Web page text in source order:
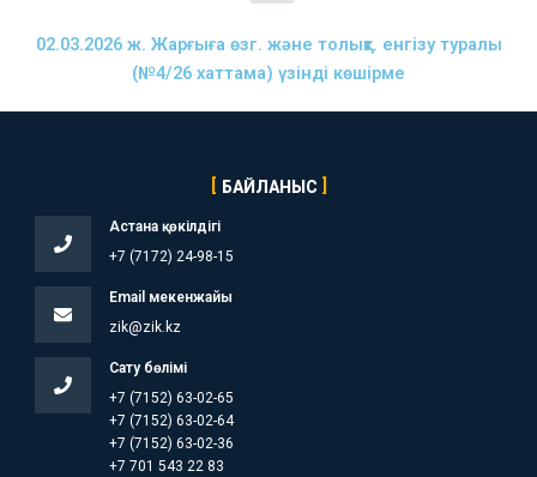
02.03.2026 ж. Жарғыға өзг. және толықт. енгізу туралы
(№4/26 хаттама) үзінді көшірме
БАЙЛАНЫС
Астана қ. өкілдігі
+7 (7172) 24-98-15
Email мекенжайы
zik@zik.kz
Сату бөлімі
+7 (7152) 63-02-65
+7 (7152) 63-02-64
+7 (7152) 63-02-36
+7 701 543 22 83